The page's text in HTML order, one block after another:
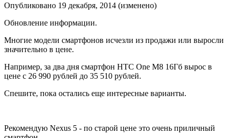
Опубликовано 19 декабря, 2014 (изменено)
Обновление информации.
Многие модели смартфонов исчезли из продажи или выросли
значительно в цене.
Например, за два дня смартфон HTC One M8 16Гб вырос в
цене с 26 990 рублей до 35 510 рублей.
Спешите, пока остались еще интересные варианты.
Рекомендую Nexus 5 - по старой цене это очень приличный